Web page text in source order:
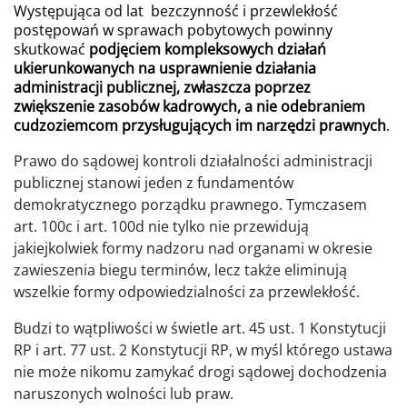
Występująca od lat bezczynność i przewlekłość
postępowań w sprawach pobytowych powinny
skutkować podjęciem kompleksowych działań
ukierunkowanych na usprawnienie działania
administracji publicznej, zwłaszcza poprzez
zwiększenie zasobów kadrowych, a nie odebraniem
cudzoziemcom przysługujących im narzędzi prawnych.
Prawo do sądowej kontroli działalności administracji
publicznej stanowi jeden z fundamentów
demokratycznego porządku prawnego. Tymczasem
art. 100c i art. 100d nie tylko nie przewidują
jakiejkolwiek formy nadzoru nad organami w okresie
zawieszenia biegu terminów, lecz także eliminują
wszelkie formy odpowiedzialności za przewlekłość.
Budzi to wątpliwości w świetle art. 45 ust. 1 Konstytucji
RP i art. 77 ust. 2 Konstytucji RP, w myśl którego ustawa
nie może nikomu zamykać drogi sądowej dochodzenia
naruszonych wolności lub praw.